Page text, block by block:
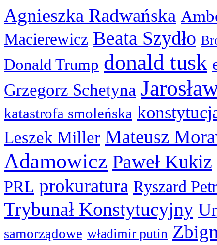
Agnieszka Radwańska
Macierewicz Beata Szydło
Donald Trump donald tusk
Grzegorz Schetyna
katastrofa smoleńska
Leszek Miller Mateusz
Adamowicz Paweł Kukiz
PRL prokuratura Ryszard
Trybunał Konstytucyjny
samorządowe władimir putin